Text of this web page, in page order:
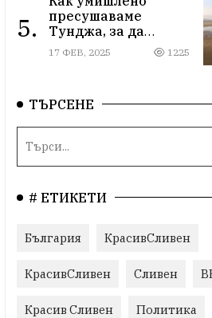
5.
пресушаваме
Тунджа, за да
пълним Марица и…
джобовете на частни
17 ФЕВ, 2025 1225
ТЪРСЕНЕ
# ЕТИКЕТИ
България КрасивСливен
КрасивСливен Сливен
Красив Сливен Политика